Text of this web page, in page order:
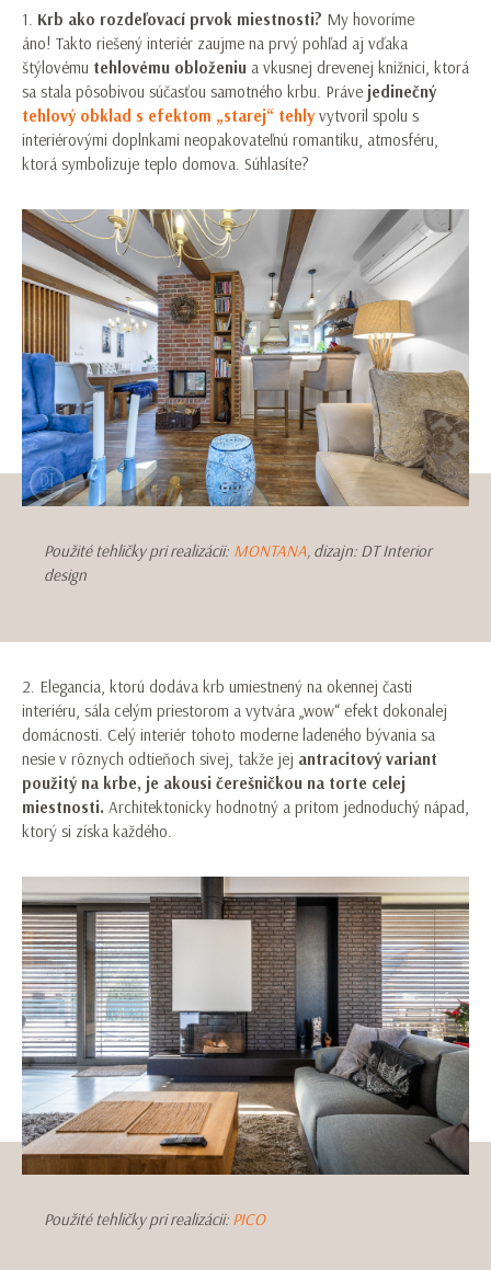
1. Krb ako rozdeľovací prvok miestnosti? My hovoríme
áno! Takto riešený interiér zaujme na prvý pohľad aj vďaka
štýlovému tehlovému obloženiu a vkusnej drevenej knižnici, ktorá
sa stala pôsobivou súčasťou samotného krbu. Práve jedinečný
tehlový obklad s efektom „starej“ tehly vytvoril spolu s
interiérovými doplnkami neopakovateľnú romantiku, atmosféru,
ktorá symbolizuje teplo domova. Súhlasíte?
Použité tehličky pri realizácii: MONTANA, dizajn: DT Interior
design
2. Elegancia, ktorú dodáva krb umiestnený na okennej časti
interiéru, sála celým priestorom a vytvára „wow“ efekt dokonalej
domácnosti. Celý interiér tohoto moderne ladeného bývania sa
nesie v rôznych odtieňoch sivej, takže jej antracitový variant
použitý na krbe, je akousi čerešničkou na torte celej
miestnosti. Architektonicky hodnotný a pritom jednoduchý nápad,
ktorý si získa každého.
Použité tehličky pri realizácii: PICO